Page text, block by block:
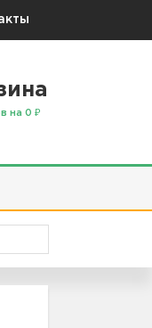
на 0 ₽